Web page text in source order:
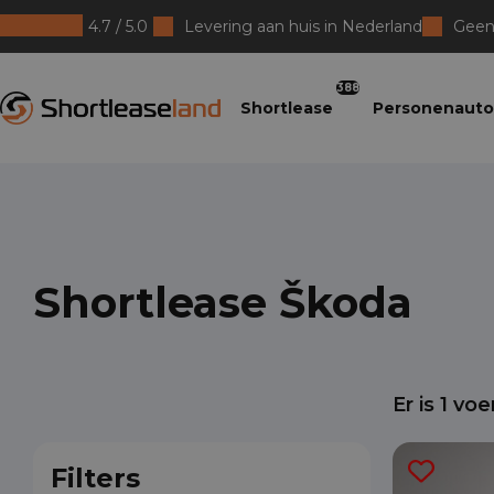
4.7 / 5.0 Levering aan huis in Nederland
Shortlease
388
Shortlease Škoda
Er is 1
Filters